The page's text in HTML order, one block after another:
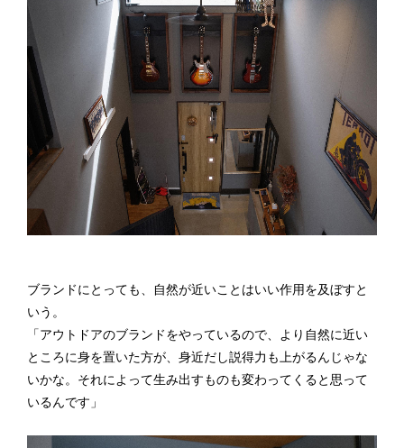
ブランドにとっても、自然が近いことはいい作用を及ぼすと
いう。
「アウトドアのブランドをやっているので、より自然に近い
ところに身を置いた方が、身近だし説得力も上がるんじゃな
いかな。それによって生み出すものも変わってくると思って
いるんです」